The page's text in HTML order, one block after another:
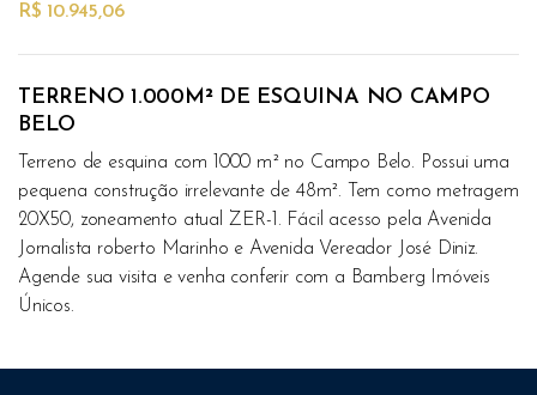
R$ 10.945,06
TERRENO 1.000M² DE ESQUINA NO CAMPO
BELO
Terreno de esquina com 1000 m² no Campo Belo. Possui uma
pequena construção irrelevante de 48m². Tem como metragem
20X50, zoneamento atual ZER-1. Fácil acesso pela Avenida
Jornalista roberto Marinho e Avenida Vereador José Diniz.
Agende sua visita e venha conferir com a Bamberg Imóveis
Únicos.